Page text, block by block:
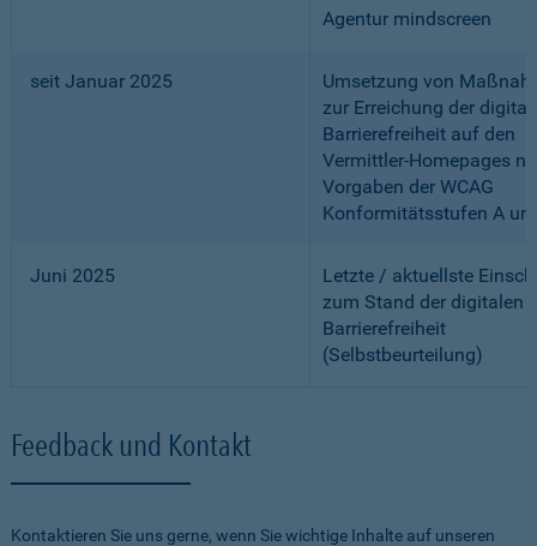
Agentur mindscreen
seit Januar 2025
Umsetzung von
zur Erreichung der
Barrierefreiheit auf den
Vermittler-Homepages
Vorgaben der WCAG
Konformitätsstufen A
Juni 2025
Letzte / aktuellste
zum Stand der digitalen
Barrierefreiheit
(Selbstbeurteilung)
Feedback und Kontakt
Kontaktieren Sie uns gerne, wenn Sie wichtige Inhalte auf unseren